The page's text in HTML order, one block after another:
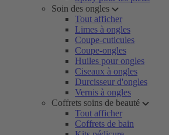
Soin des ongles
Tout afficher
Limes à ongles
Coupe-cuticules
Coupe-ongles
Huiles pour ongles
Ciseaux à ongles
Durcisseur d'ongles
Vernis à ongles
Coffrets soins de beauté
Tout afficher
Coffrets de bain